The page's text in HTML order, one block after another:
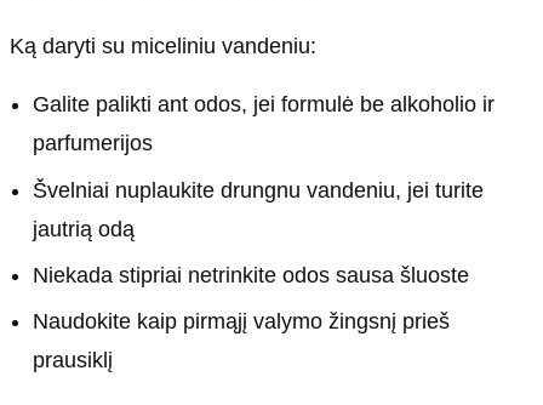
Ką daryti su miceliniu vandeniu:
Galite palikti ant odos, jei formulė be alkoholio ir
parfumerijos
Švelniai nuplaukite drungnu vandeniu, jei turite
jautrią odą
Niekada stipriai netrinkite odos sausa šluoste
Naudokite kaip pirmąjį valymo žingsnį prieš
prausiklį